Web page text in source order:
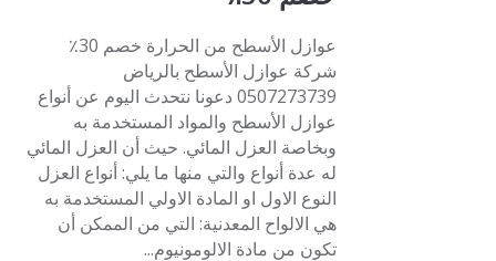
عوازل الأسطح من الحرارة خصم 30٪
شركة عوازل الأسطح بالرياض
0507273739 دعونا نتحدث اليوم عن أنواع
عوازل الأسطح والمواد المستخدمة به
وبخاصة العزل المائي. حيث أن العزل المائي
له عدة أنواع والتي منها ما يلي: أنواع العزل
النوع الاول او المادة الاولي المستخدمة به
هي الالواح المعدنية: التي من الممكن أن
تكون من مادة الالومونيوم...